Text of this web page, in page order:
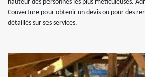
hauteur des personnes les plus méticuleuses.
Couverture pour obtenir un devis ou pour des
détaillés sur ses services.